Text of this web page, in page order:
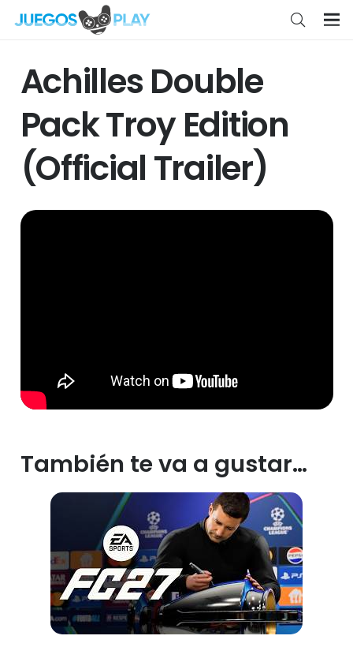
Achilles Double
Pack Troy Edition
(Official Trailer)
También te va a gustar…